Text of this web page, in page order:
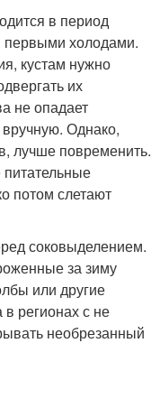
в период
первыми холодами.
кустам нужно
их
не опадает
Однако,
лучше повременить.
потом слетают
соковыделением.
за зиму
или другие
регионах с не
необрезанный